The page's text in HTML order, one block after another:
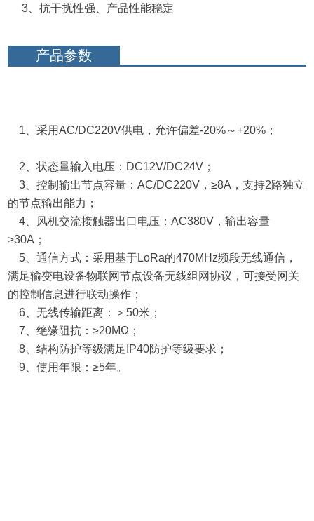
3、抗干扰性强、产品性能稳定
产品参数
1、采用AC/DC220V供电，允许偏差-20%～+20%；
2、状态量输入电压：DC12V/DC24V；
3、控制输出节点容量：AC/DC220V，≥8A，支持2路独立
的节点输出能力；
4、风机交流接触器出口电压：AC380V，输出容量
≥30A；
5、通信方式：采用基于LoRa的470MHz频段无线通信，
满足输变电设备物联网节点设备无线组网协议，可接受网关
的控制信息进行联动操作；
6、无线传输距离：＞50米；
7、绝缘阻抗：≥20MΩ；
8、结构防护等级满足IP40防护等级要求；
9、使用年限：≥5年。